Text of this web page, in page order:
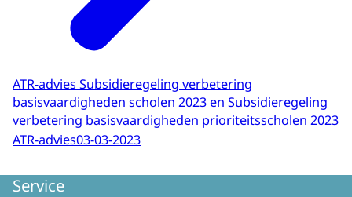
ATR-advies Subsidieregeling verbetering
basisvaardigheden scholen 2023 en Subsidieregeling
verbetering basisvaardigheden prioriteitsscholen 2023
ATR-advies03-03-2023
Service